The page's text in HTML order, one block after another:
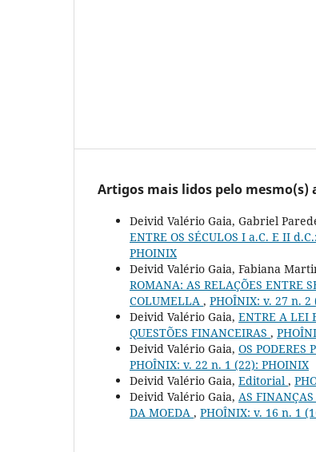
Artigos mais lidos pelo mesmo(s)
Deivid Valério Gaia, Gabriel
ENTRE OS SÉCULOS I a.C. E II
PHOINIX
Deivid Valério Gaia, Fabiana
ROMANA: AS RELAÇÕES ENTRE
COLUMELLA , PHOÎNIX: v. 27 n. 2
Deivid Valério Gaia, ENTRE A LEI
QUESTÕES FINANCEIRAS ,
Deivid Valério Gaia, OS PODERES
PHOÎNIX: v. 22 n. 1 (22): PHOINIX
Deivid Valério Gaia, Editorial ,
Deivid Valério Gaia, AS
DA MOEDA , PHOÎNIX: v. 16 n. 1